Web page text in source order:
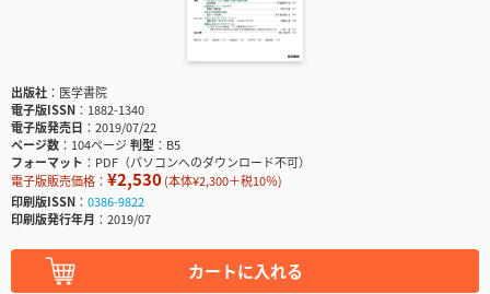
出版社
医学書院
電子版ISSN
1882-1340
電子版発売日
2019/07/22
ページ数
104ページ判型
B5
フォーマット
PDF（パソコンへのダウンロード不可）
電子版販売価格： ¥2,530(本体¥2,300＋税10％)
印刷版ISSN
0386-9822
印刷版発行年月
2019/07
カートに入れる